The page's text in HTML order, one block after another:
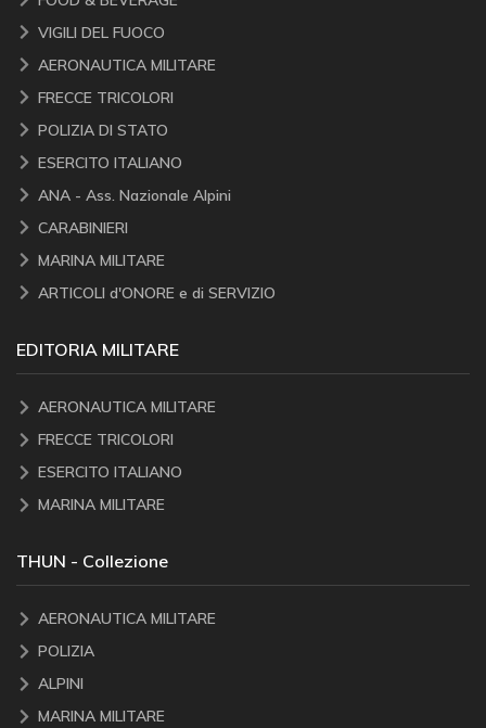
VIGILI DEL FUOCO
AERONAUTICA MILITARE
FRECCE TRICOLORI
POLIZIA DI STATO
ESERCITO ITALIANO
ANA - Ass. Nazionale Alpini
CARABINIERI
MARINA MILITARE
ARTICOLI d'ONORE e di SERVIZIO
EDITORIA MILITARE
AERONAUTICA MILITARE
FRECCE TRICOLORI
ESERCITO ITALIANO
MARINA MILITARE
THUN - Collezione
AERONAUTICA MILITARE
POLIZIA
ALPINI
MARINA MILITARE